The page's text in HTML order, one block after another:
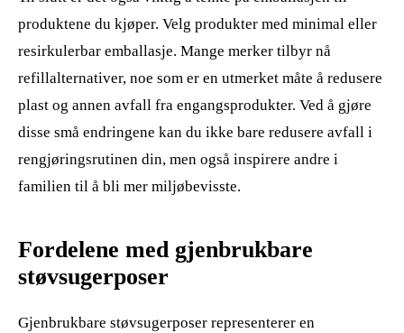
produktene du kjøper. Velg produkter med minimal eller
resirkulerbar emballasje. Mange merker tilbyr nå
refillalternativer, noe som er en utmerket måte å redusere
plast og annen avfall fra engangsprodukter. Ved å gjøre
disse små endringene kan du ikke bare redusere avfall i
rengjøringsrutinen din, men også inspirere andre i
familien til å bli mer miljøbevisste.
Fordelene med gjenbrukbare
støvsugerposer
Gjenbrukbare støvsugerposer representerer en